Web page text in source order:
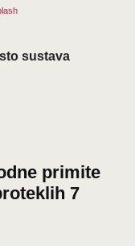
sustava
primite
7